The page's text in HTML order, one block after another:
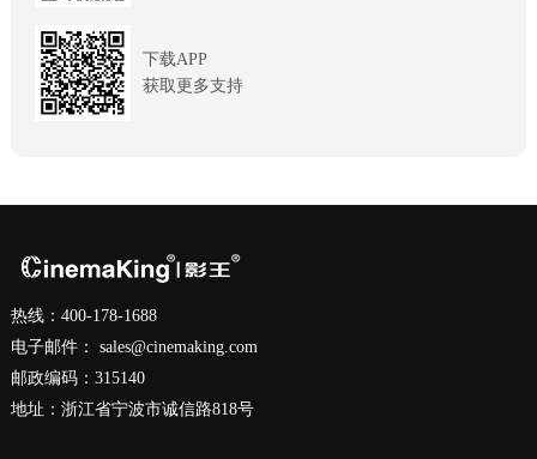
下载APP
获取更多支持
热线：400-178-1688
电子邮件： sales@cinemaking.com
邮政编码：315140
地址：浙江省宁波市诚信路818号